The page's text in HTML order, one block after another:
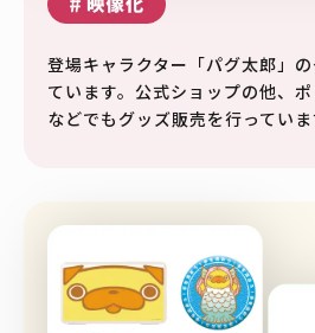
登場キャラクター「パグ太郎」
ています。公式ショップの他、
などでもグッズ販売を行っていま